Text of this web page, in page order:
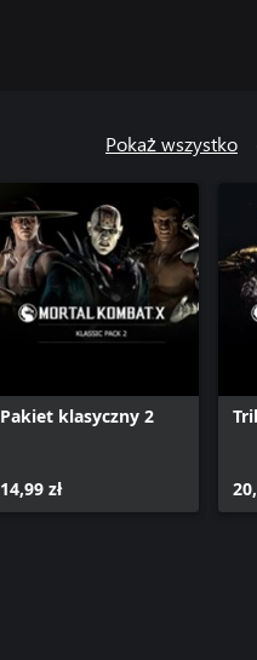
Pokaż wszystko
Pakiet klasyczny 2
14,99 zł